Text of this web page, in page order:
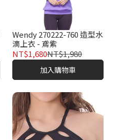
Wendy 270222-760 造型水
滴上衣 - 鳶紫
NT$1,680NT$1,980
加入購物車